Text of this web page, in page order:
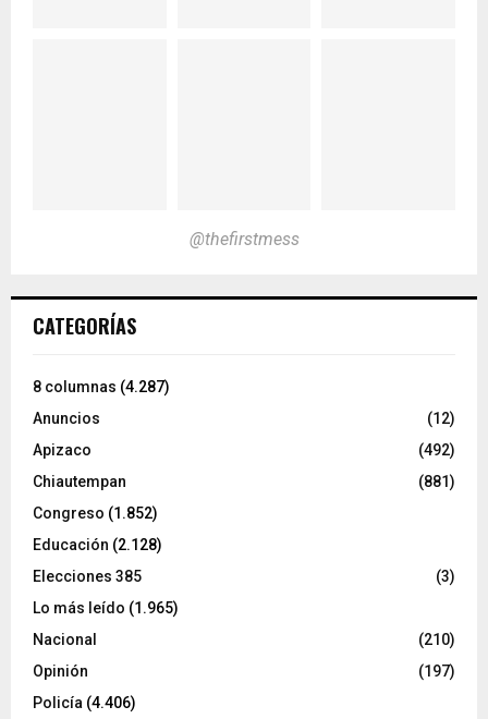
@thefirstmess
CATEGORÍAS
8 columnas (4.287)
Anuncios
(12)
Apizaco
(492)
Chiautempan
(881)
Congreso (1.852)
Educación (2.128)
Elecciones 385
(3)
Lo más leído (1.965)
Nacional
(210)
Opinión
(197)
Policía (4.406)